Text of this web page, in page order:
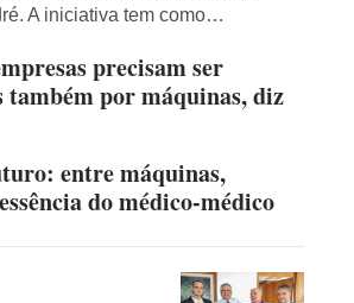
A iniciativa tem como…
precisam ser
também por máquinas, diz
entre máquinas,
do médico-médico